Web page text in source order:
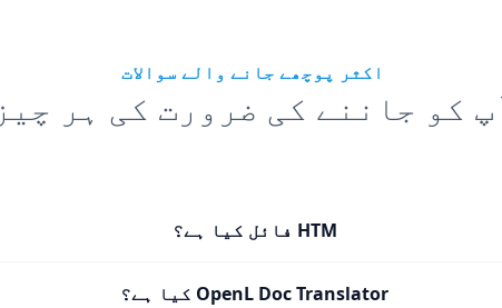
اکثر پوچھے جانے والے سوالات
کو جاننے کی ضرورت کی ہر چیز
HTM فائل کیا ہے؟
OpenL Doc Translator کیا ہے؟